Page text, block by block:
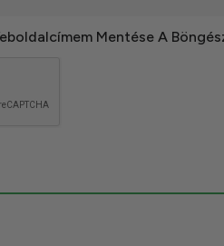
Mentése A